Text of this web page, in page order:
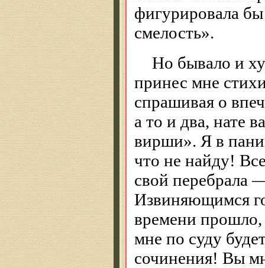
фигурировала бы
смелость».
Но бывало и
принес мне
спрашивая о
а то и два, нате
вирши». Я в
что не найду!
свой перебрала
Извиняющимся
времени
мне по суду
сочинения! Вы